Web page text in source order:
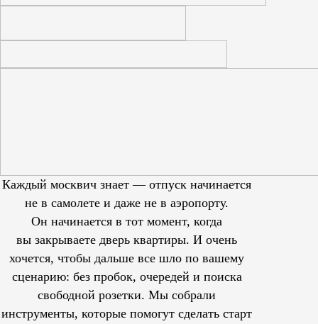
Каждый москвич знает — отпуск начинается
не в самолете и даже не в аэропорту.
Он начинается в тот момент, когда
вы закрываете дверь квартиры. И очень
хочется, чтобы дальше все шло по вашему
сценарию: без пробок, очередей и поиска
свободной розетки. Мы собрали
инструменты, которые помогут сделать старт